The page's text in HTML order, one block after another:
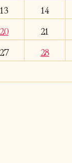
13 14
20 21
27 28